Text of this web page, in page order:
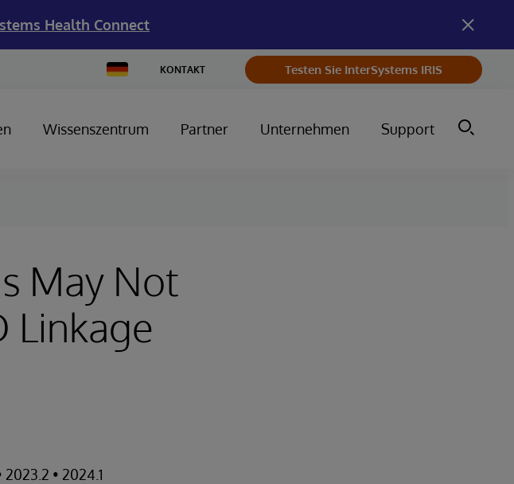
Health Connect
Change
Country
KONTAKT Testen Sie InterSystems IRIS
Wissenszentrum Partner Unternehmen Support
May Not
Linkage
• 2024.1